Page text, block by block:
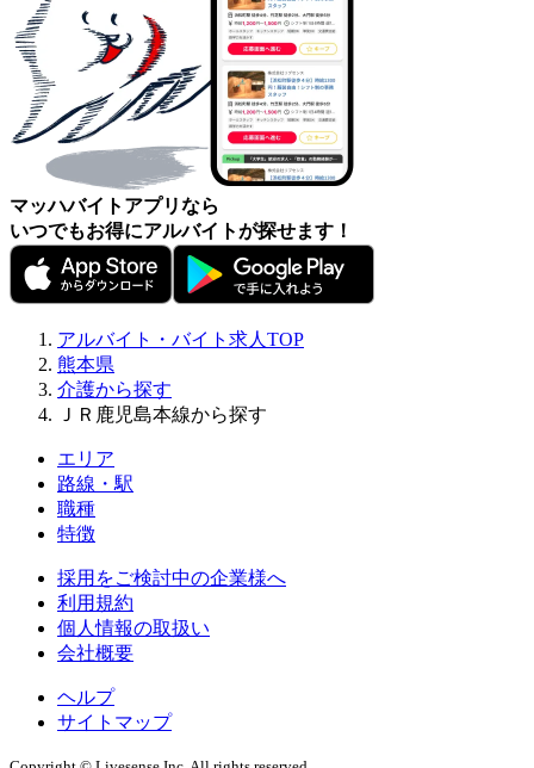
マッハバイトアプリなら
いつでもお得にアルバイトが探せます！
アルバイト・バイト求人TOP
熊本県
介護から探す
ＪＲ鹿児島本線から探す
エリア
路線・駅
職種
特徴
採用をご検討中の企業様へ
利用規約
個人情報の取扱い
会社概要
ヘルプ
サイトマップ